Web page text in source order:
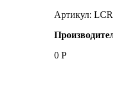
Артикул:
0 Р